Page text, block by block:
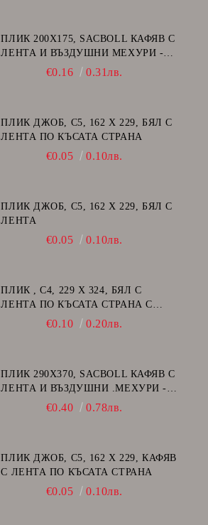
ПЛИК 200Х175, SACBOLL КАФЯВ С
ЛЕНТА И ВЪЗДУШНИ МЕХУРИ -
€0.16 0.31лв.
ПЛИК ДЖОБ, C5, 162 Х 229, БЯЛ С
ЛЕНТА ПО КЪСАТА СТРАНА
€0.05 0.10лв.
ПЛИК ДЖОБ, C5, 162 Х 229, БЯЛ С
ЛЕНТА
€0.05 0.10лв.
ПЛИК , C4, 229 Х 324, БЯЛ С
ЛЕНТА ПО КЪСАТА СТРАНА С
ДЕСЕН ПРОЗОРЕЦ
€0.10 0.20лв.
ПЛИК 290Х370, SACBOLL КАФЯВ С
ЛЕНТА И ВЪЗДУШНИ .МЕХУРИ -
€0.40 0.78лв.
ПЛИК ДЖОБ, C5, 162 Х 229, КАФЯВ
С ЛЕНТА ПО КЪСАТА СТРАНА
€0.05 0.10лв.